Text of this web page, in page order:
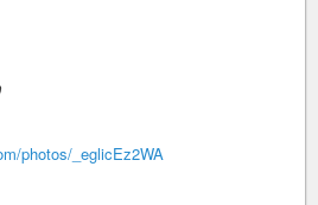
photos/_eglicEz2WA